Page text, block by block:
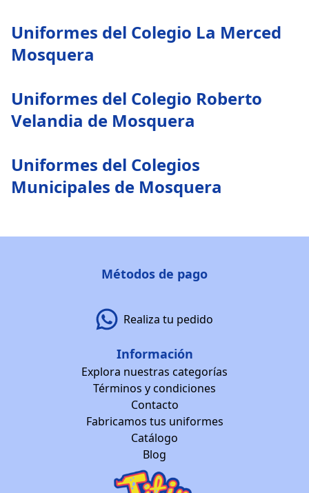
Uniformes del Colegio La Merced
Mosquera
Uniformes del Colegio Roberto
Velandia de Mosquera
Uniformes del Colegios
Municipales de Mosquera
Métodos de pago
Realiza tu pedido
Información
Explora nuestras categorías
Términos y condiciones
Contacto
Fabricamos tus uniformes
Catálogo
Blog